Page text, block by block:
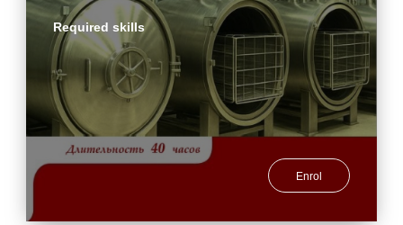
Required skills
Enrol